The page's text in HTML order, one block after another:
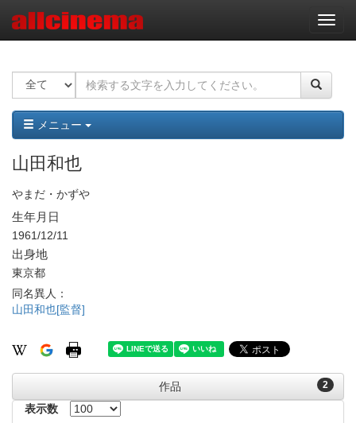
ナ
ビ
ー
ョ
ン
メニュー
山田和也
やまだ・かずや
生年月日
1961/12/11
出身地
東京都
同名異人：
山田和也[監督]
2
作品
表示数